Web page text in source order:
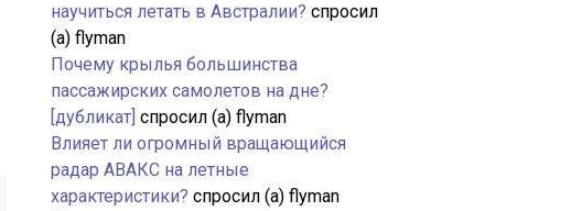
научиться летать в Австралии? спросил
(а) flyman
Почему крылья большинства
пассажирских самолетов на дне?
[дубликат] спросил (а) flyman
Влияет ли огромный вращающийся
радар АВАКС на летные
характеристики? спросил (а) flyman